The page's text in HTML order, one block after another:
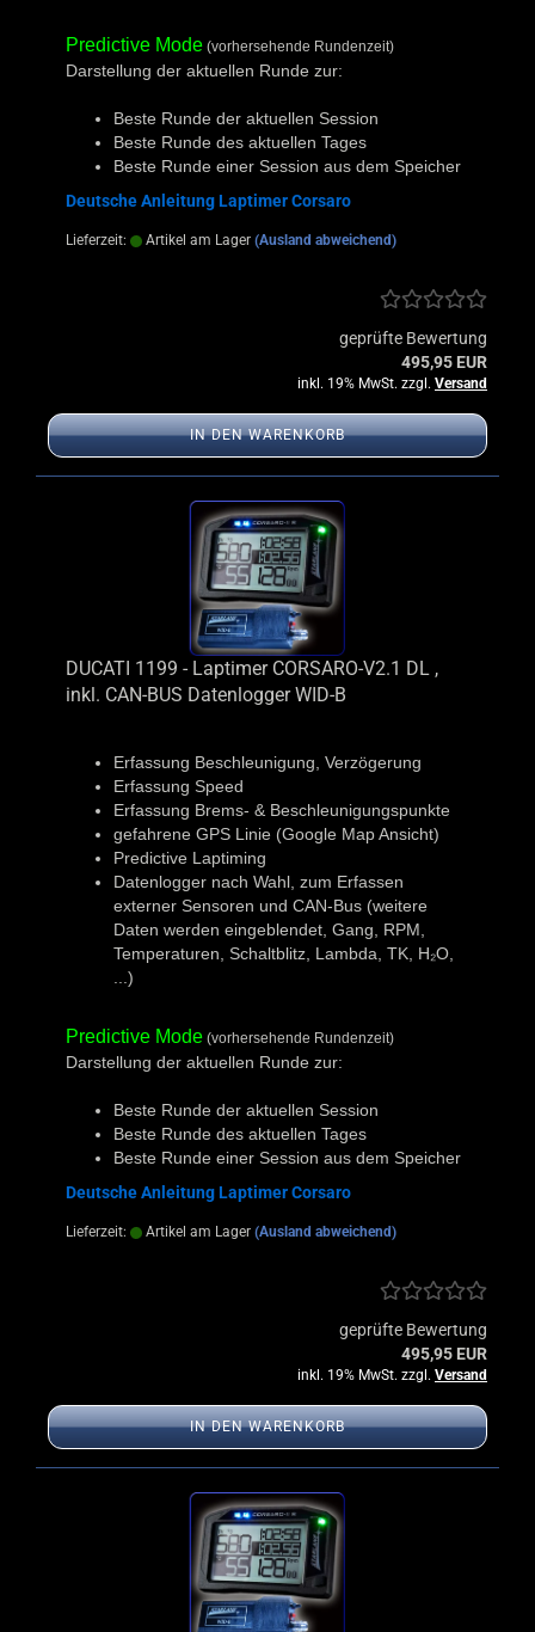
Predictive Mode (vorhersehende Rundenzeit)
Darstellung der aktuellen Runde zur:
Beste Runde der aktuellen Session
Beste Runde des aktuellen Tages
Beste Runde einer Session aus dem Speicher
Deutsche Anleitung Laptimer Corsaro
Lieferzeit: Artikel am Lager (Ausland abweichend)
geprüfte Bewertung
495,95 EUR
inkl. 19% MwSt. zzgl. Versand
IN DEN WARENKORB
DUCATI 1199 - Laptimer CORSARO-V2.1 DL ,
inkl. CAN-BUS Datenlogger WID-B
Erfassung Beschleunigung, Verzögerung
Erfassung Speed
Erfassung Brems- & Beschleunigungspunkte
gefahrene GPS Linie (Google Map Ansicht)
Predictive Laptiming
Datenlogger nach Wahl, zum Erfassen
externer Sensoren und CAN-Bus (weitere
Daten werden eingeblendet, Gang, RPM,
Temperaturen, Schaltblitz, Lambda, TK, H₂O,
...)
Predictive Mode (vorhersehende Rundenzeit)
Darstellung der aktuellen Runde zur:
Beste Runde der aktuellen Session
Beste Runde des aktuellen Tages
Beste Runde einer Session aus dem Speicher
Deutsche Anleitung Laptimer Corsaro
Lieferzeit: Artikel am Lager (Ausland abweichend)
geprüfte Bewertung
495,95 EUR
inkl. 19% MwSt. zzgl. Versand
IN DEN WARENKORB